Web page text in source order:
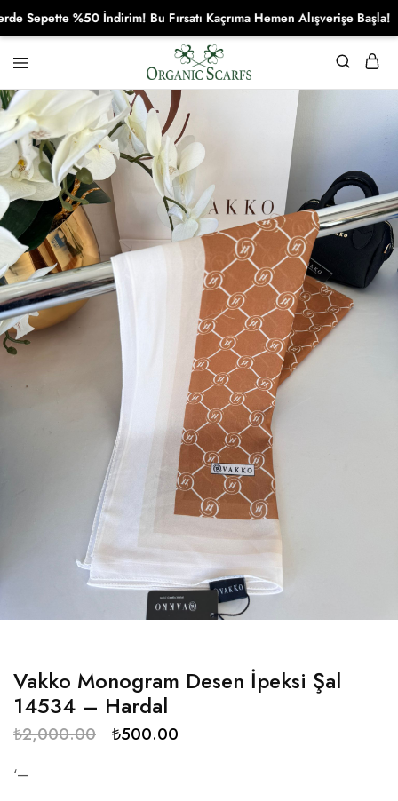
Organikscarf
Vakko Monogram Desen İpeksi Şal
14534 – Hardal
₺2,000.00 ₺500.00
‘—
%50 İndirim! Bu Fırsatı Kaçrıma Hemen Alışverişe Başla!